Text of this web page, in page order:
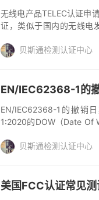
无线电产品TELEC认证申
证，类似于国内的无线电
贝斯通检测认证中心
EN/IEC62368-1的
EN/IEC62368-1的撤销
1:2020的DOW（Date Of
贝斯通检测认证中心
美国FCC认证常见